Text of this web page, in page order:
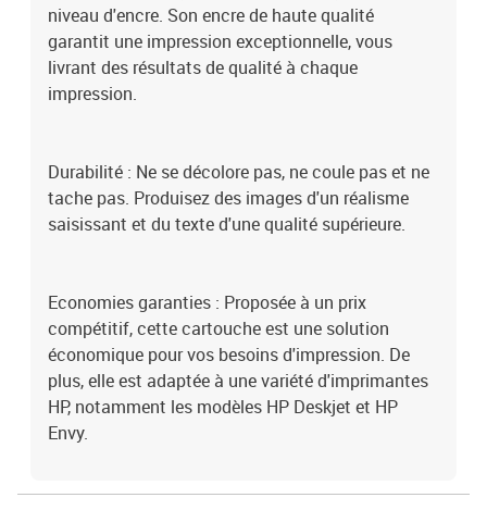
niveau d'encre. Son encre de haute qualité
garantit une impression exceptionnelle, vous
livrant des résultats de qualité à chaque
impression.
Durabilité : Ne se décolore pas, ne coule pas et ne
tache pas. Produisez des images d'un réalisme
saisissant et du texte d'une qualité supérieure.
Economies garanties : Proposée à un prix
compétitif, cette cartouche est une solution
économique pour vos besoins d'impression. De
plus, elle est adaptée à une variété d'imprimantes
HP, notamment les modèles HP Deskjet et HP
Envy.